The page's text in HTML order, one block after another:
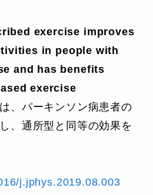
exercise improves
in people with
and has benefits
exercise
、パーキンソン病患者の
、通所型と同等の効果を
j.jphys.2019.08.003